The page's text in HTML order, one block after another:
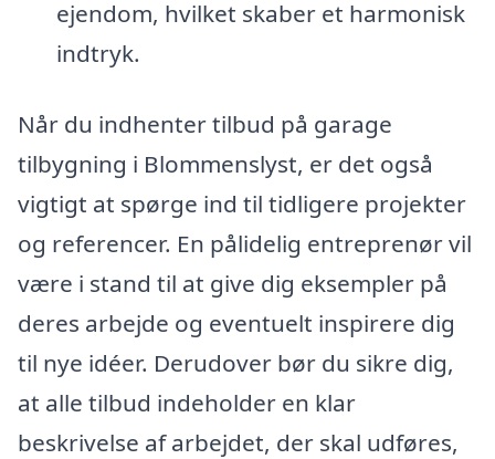
ejendom, hvilket skaber et harmonisk
indtryk.
Når du indhenter tilbud på garage
tilbygning i Blommenslyst, er det også
vigtigt at spørge ind til tidligere projekter
og referencer. En pålidelig entreprenør vil
være i stand til at give dig eksempler på
deres arbejde og eventuelt inspirere dig
til nye idéer. Derudover bør du sikre dig,
at alle tilbud indeholder en klar
beskrivelse af arbejdet, der skal udføres,